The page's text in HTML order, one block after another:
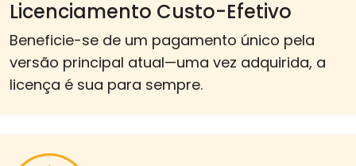
Licenciamento Custo-Efetivo
Beneficie-se de um pagamento único pela
versão principal atual—uma vez adquirida, a
licença é sua para sempre.